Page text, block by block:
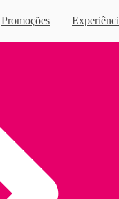
Promoções